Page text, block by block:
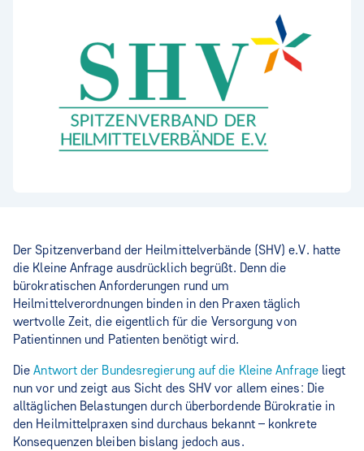
Der Spitzenverband der Heilmittelverbände (SHV) e.V. hatte
die Kleine Anfrage ausdrücklich begrüßt. Denn die
bürokratischen Anforderungen rund um
Heilmittelverordnungen binden in den Praxen täglich
wertvolle Zeit, die eigentlich für die Versorgung von
Patientinnen und Patienten benötigt wird.
DieAntwort der Bundesregierung auf die Kleine Anfrage liegt
nun vor und zeigt aus Sicht des SHV vor allem eines: Die
alltäglichen Belastungen durch überbordende Bürokratie in
den Heilmittelpraxen sind durchaus bekannt – konkrete
Konsequenzen bleiben bislang jedoch aus.